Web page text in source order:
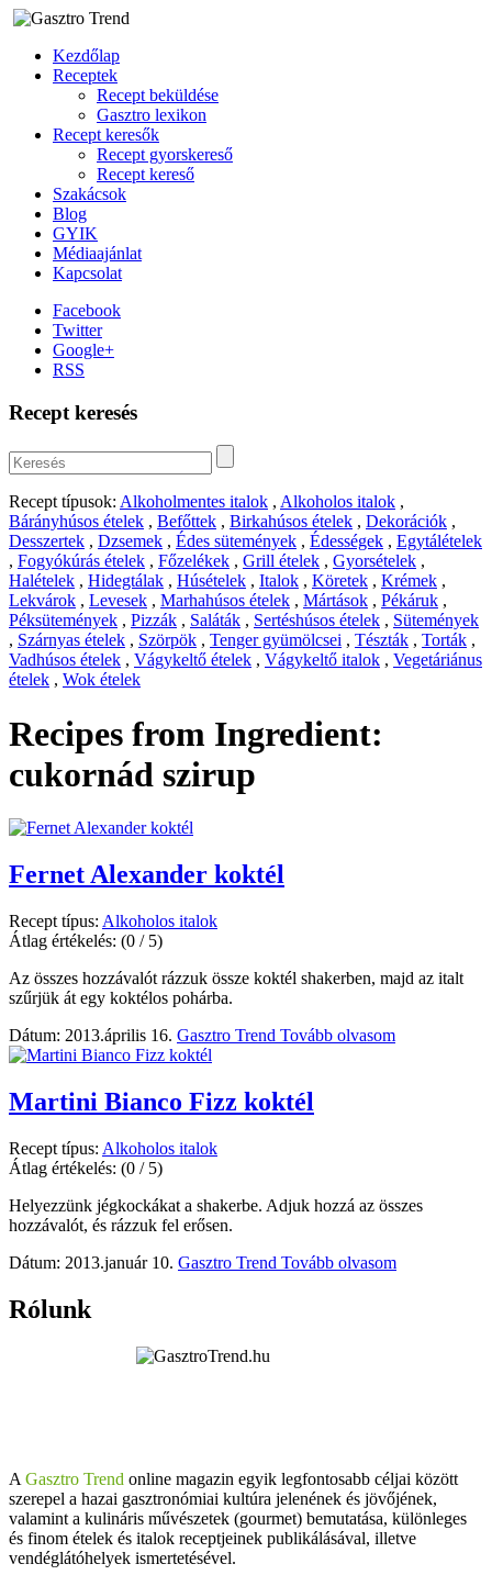
Kezdőlap
Receptek
Recept beküldése
Gasztro lexikon
Recept keresők
Recept gyorskereső
Recept kereső
Szakácsok
Blog
GYIK
Médiaajánlat
Kapcsolat
Facebook
Twitter
Google+
RSS
Recept keresés
Recept típusok: Alkoholmentes italok , Alkoholos italok ,
Bárányhúsos ételek , Befőttek , Birkahúsos ételek , Dekorációk ,
Desszertek , Dzsemek , Édes sütemények , Édességek , Egytálételek
, Fogyókúrás ételek , Főzelékek , Grill ételek , Gyorsételek ,
Halételek , Hidegtálak , Húsételek , Italok , Köretek , Krémek ,
Lekvárok , Levesek , Marhahúsos ételek , Mártások , Pékáruk ,
Péksütemények , Pizzák , Saláták , Sertéshúsos ételek , Sütemények
, Szárnyas ételek , Szörpök , Tenger gyümölcsei , Tészták , Torták ,
Vadhúsos ételek , Vágykeltő ételek , Vágykeltő italok , Vegetáriánus
ételek , Wok ételek
Recipes from Ingredient:
cukornád szirup
Fernet Alexander koktél
Recept típus: Alkoholos italok
Átlag értékelés: (0 / 5)
Az összes hozzávalót rázzuk össze koktél shakerben, majd az italt
szűrjük át egy koktélos pohárba.
Dátum: 2013.április 16. Gasztro Trend Tovább olvasom
Martini Bianco Fizz koktél
Recept típus: Alkoholos italok
Átlag értékelés: (0 / 5)
Helyezzünk jégkockákat a shakerbe. Adjuk hozzá az összes
hozzávalót, és rázzuk fel erősen.
Dátum: 2013.január 10. Gasztro Trend Tovább olvasom
Rólunk
A Gasztro Trend online magazin egyik legfontosabb céljai között
szerepel a hazai gasztronómiai kultúra jelenének és jövőjének,
valamint a kulináris művészetek (gourmet) bemutatása, különleges
és finom ételek és italok receptjeinek publikálásával, illetve
vendéglátóhelyek ismertetésével.